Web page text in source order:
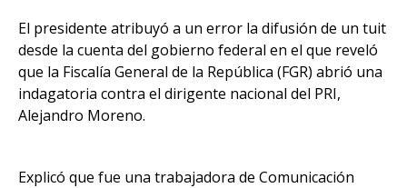
El presidente atribuyó a un error la difusión de un tuit
desde la cuenta del gobierno federal en el que reveló
que la Fiscalía General de la República (FGR) abrió una
indagatoria contra el dirigente nacional del PRI,
Alejandro Moreno.
Explicó que fue una trabajadora de Comunicación